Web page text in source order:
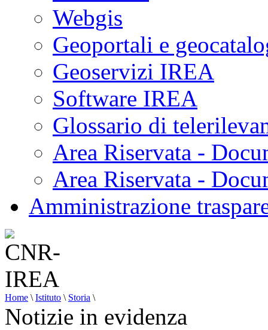
Webgis
Geoportali e
Geoservizi IREA
Software IREA
Glossario di
Area Riservata -
Area Riservata -
Amministrazione
Home \ Istituto \ Storia \
Notizie in evidenza